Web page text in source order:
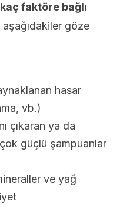
faktöre bağlı
aşağıdakiler göze
hasar
vb.)
çıkaran ya da
güçlü şampuanlar
ve yağ